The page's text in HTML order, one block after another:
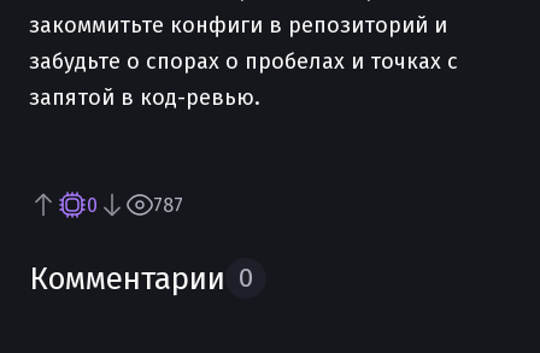
закоммитьте конфиги в репозиторий и
забудьте о спорах о пробелах и точках с
запятой в код-ревью.
0 787
Комментарии 0